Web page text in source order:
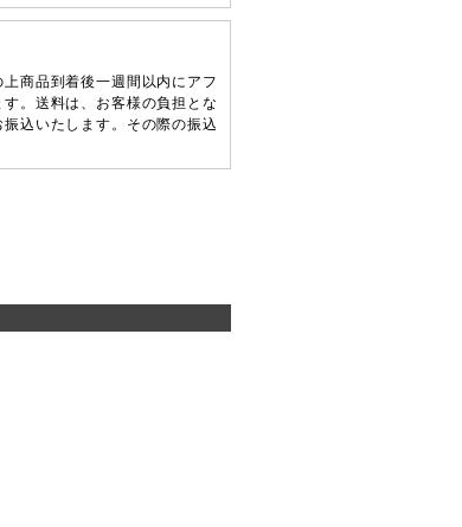
商品到着後一週間以内にアフ
。送料は、お客様の負担とな
込いたします。その際の振込